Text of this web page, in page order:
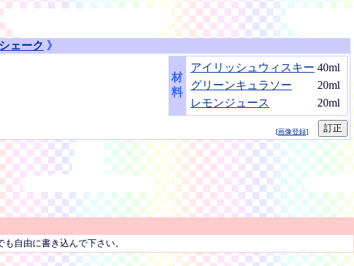
シェーク 》
材
料
アイリッシュウィスキー 40ml
グリーンキュラソー
20ml
レモンジュース
20ml
[画像登録]
自由に書き込んで下さい。